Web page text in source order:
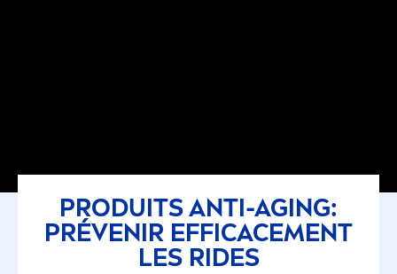
PRODUITS ANTI-AGING:
PRÉVENIR EFFICACEMENT
LES RIDES